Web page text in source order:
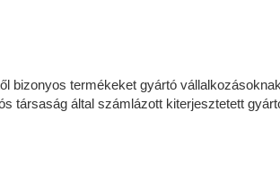
bizonyos termékeket gyártó
társaság által számlázott kiterjesztetett